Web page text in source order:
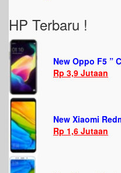
HP Terbaru !
New Oppo F5 ”
Rp 3,9 Jutaan
New Xiaomi
Rp 1,6 Jutaan